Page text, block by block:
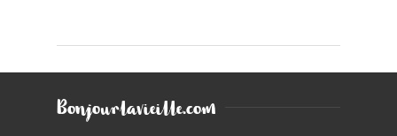
Bonjourlavieille.com